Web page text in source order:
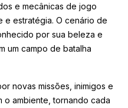
e mecânicas de jogo
e estratégia. O cenário de
por sua beleza e
um campo de batalha
novas missões, inimigos e
o ambiente, tornando cada